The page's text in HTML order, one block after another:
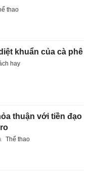
thao
khuẩn của cà phê
hay
thuận với tiền đạo
Thể thao